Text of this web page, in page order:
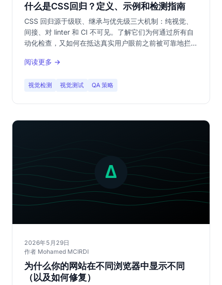
什么是CSS回归？定义、示例和检测指南
CSS 回归源于级联、继承与优先级三大机制：纯视觉、
间接、对 linter 和 CI 不可见。了解它们为何通过所有自
动化检查，又如何在抵达真实用户眼前之前被可靠地拦截
阅读更多 →
视觉检测 视觉测试 QA 策略
2026年5月29日
作者 Mohamed MCIRDI
为什么你的网站在不同浏览器中显示不同
（以及如何修复）